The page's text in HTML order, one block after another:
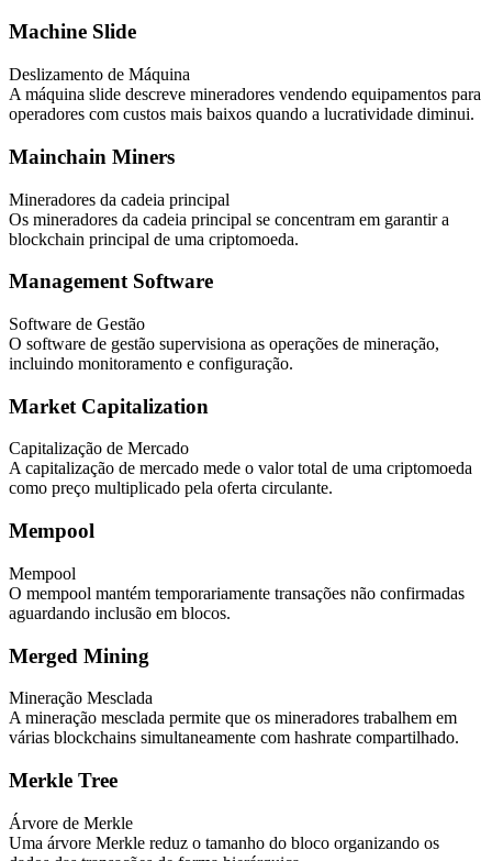
Machine Slide
Deslizamento de Máquina
A máquina slide descreve mineradores vendendo equipamentos para
operadores com custos mais baixos quando a lucratividade diminui.
Mainchain Miners
Mineradores da cadeia principal
Os mineradores da cadeia principal se concentram em garantir a
blockchain principal de uma criptomoeda.
Management Software
Software de Gestão
O software de gestão supervisiona as operações de mineração,
incluindo monitoramento e configuração.
Market Capitalization
Capitalização de Mercado
A capitalização de mercado mede o valor total de uma criptomoeda
como preço multiplicado pela oferta circulante.
Mempool
Mempool
O mempool mantém temporariamente transações não confirmadas
aguardando inclusão em blocos.
Merged Mining
Mineração Mesclada
A mineração mesclada permite que os mineradores trabalhem em
várias blockchains simultaneamente com hashrate compartilhado.
Merkle Tree
Árvore de Merkle
Uma árvore Merkle reduz o tamanho do bloco organizando os